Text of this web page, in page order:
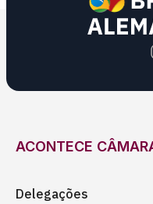
ACONTECE
Delegações